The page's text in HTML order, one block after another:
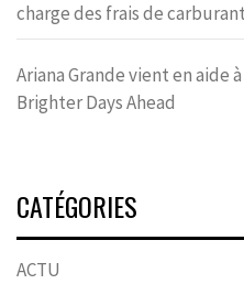
charge des frais de carburant
Ariana Grande vient en aide
Brighter Days Ahead
CATÉGORIES
ACTU